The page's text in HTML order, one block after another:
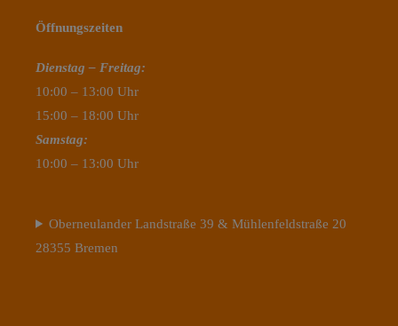
Öffnungszeiten
Dienstag – Freitag:
10:00 – 13:00 Uhr
15:00 – 18:00 Uhr
Samstag:
10:00 – 13:00 Uhr
Oberneulander Landstraße 39 & Mühlenfeldstraße 20
28355 Bremen